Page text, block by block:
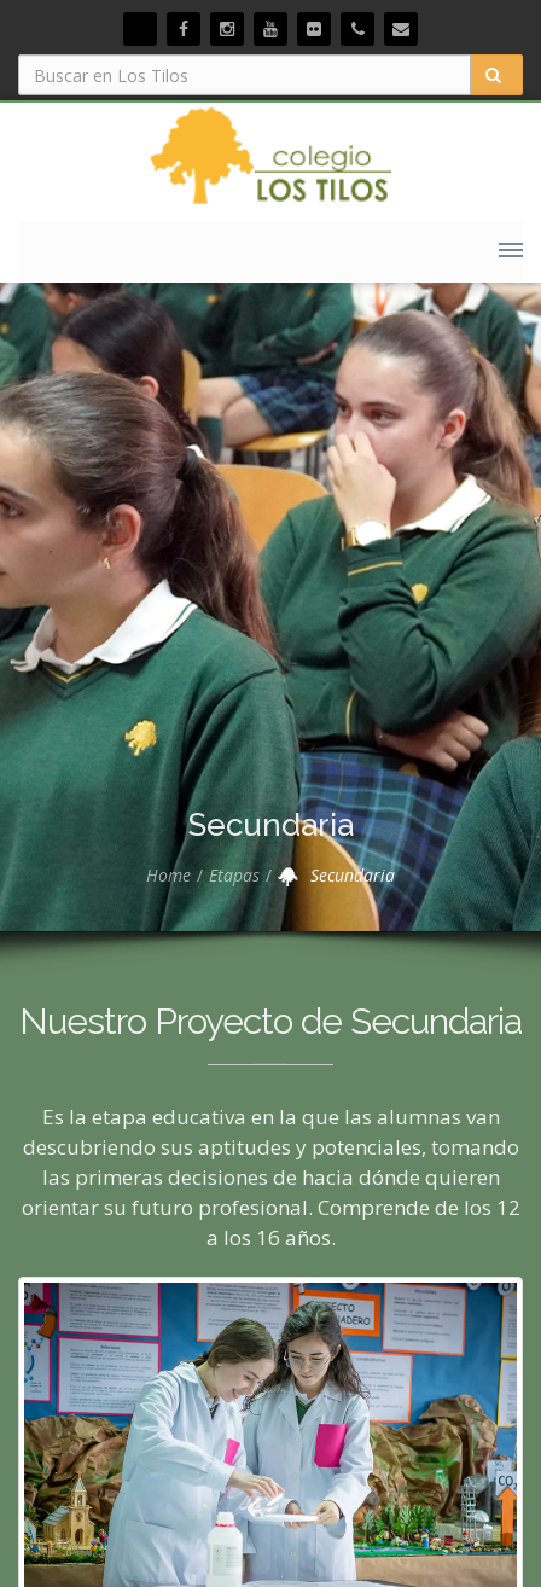
Secundaria
Home Etapas Secundaria
Nuestro Proyecto de Secundaria
Es la etapa educativa en la que las alumnas van
descubriendo sus aptitudes y potenciales, tomando
las primeras decisiones de hacia dónde quieren
orientar su futuro profesional. Comprende de los 12
a los 16 años.